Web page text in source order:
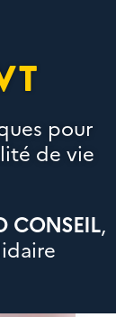
pour
de vie
CONSEIL,